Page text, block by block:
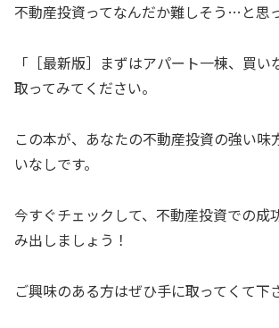
不動産投資ってなんだか難しそう…と思
「［最新版］まずはアパート一棟、買
取ってみてください。
この本が、あなたの不動産投資の強い味
いなしです。
今すぐチェックして、不動産投資での成
み出しましょう！
ご興味のある方はぜひ手に取ってくて下